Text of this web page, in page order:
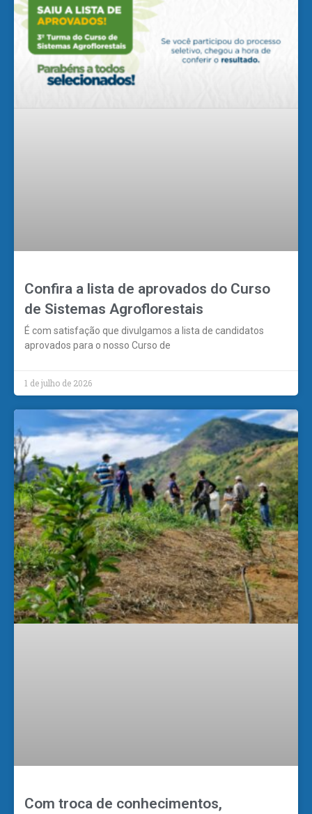
Confira a lista de aprovados do Curso
de Sistemas Agroflorestais
É com satisfação que divulgamos a lista de candidatos
aprovados para o nosso Curso de
1 de julho de 2026
Com troca de conhecimentos,